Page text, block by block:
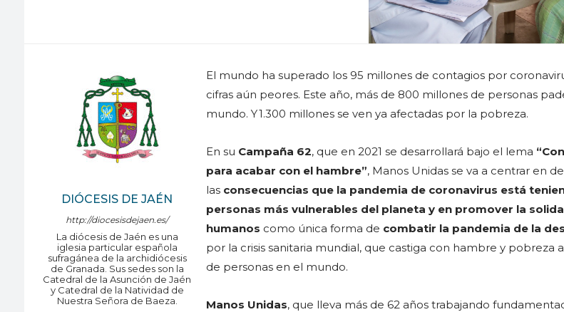
DIÓCESIS DE JAÉN
http://diocesisdejaen.es/
La diócesis de Jaén es una
iglesia particular española
sufragánea de la archidiócesis
de Granada. Sus sedes son la
Catedral de la Asunción de Jaén
y Catedral de la Natividad de
Nuestra Señora de Baeza.
El mundo ha superado los 95 millones de contagios por
cifras aún peores. Este año, más de 800 millones de personas
mundo. Y 1.300 millones se ven ya afectadas por la pobreza.
En su Campaña 62, que en 2021 se desarrollará bajo el lema
para acabar con el hambre”, Manos Unidas se va a centrar en
las consecuencias que la pandemia de coronavirus está
personas más vulnerables del planeta y en promover la
humanos como única forma de combatir la pandemia de la
por la crisis sanitaria mundial, que castiga con hambre y pobreza
de personas en el mundo.
Manos Unidas, que lleva más de 62 años trabajando